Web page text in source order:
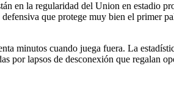
en la regularidad del Union en estadio
que protege muy bien el primer
minutos cuando juega fuera. La
por lapsos de desconexión que regalan